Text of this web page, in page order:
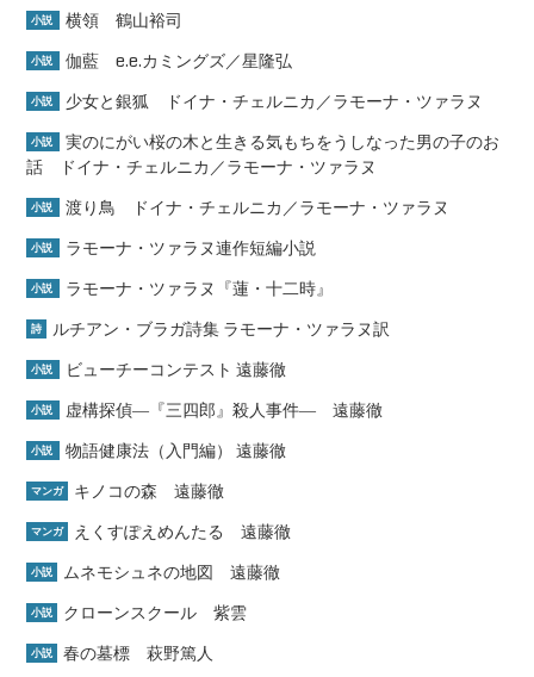
小説 横領 鶴山裕司
小説 伽藍 e.e.カミングズ／星隆弘
小説 少女と銀狐 ドイナ・チェルニカ／ラモーナ・ツァラヌ
小説
実のにがい桜の木と生きる気もちをうしなった男の子のお
話 ドイナ・チェルニカ／ラモーナ・ツァラヌ
小説 渡り鳥 ドイナ・チェルニカ／ラモーナ・ツァラヌ
小説 ラモーナ・ツァラヌ連作短編小説
小説 ラモーナ・ツァラヌ『蓮・十二時』
詩 ルチアン・ブラガ詩集 ラモーナ・ツァラヌ訳
小説 ビューチーコンテスト 遠藤徹
小説 虚構探偵―『三四郎』殺人事件― 遠藤徹
小説 物語健康法（入門編） 遠藤徹
マンガ キノコの森 遠藤徹
マンガ えくすぽえめんたる 遠藤徹
小説 ムネモシュネの地図 遠藤徹
小説 クローンスクール 紫雲
小説 春の墓標 萩野篤人